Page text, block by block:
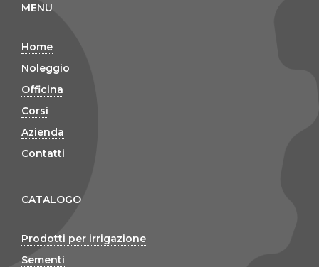
MENU
Home
Noleggio
Officina
Corsi
Azienda
Contatti
CATALOGO
Prodotti per irrigazione
Sementi